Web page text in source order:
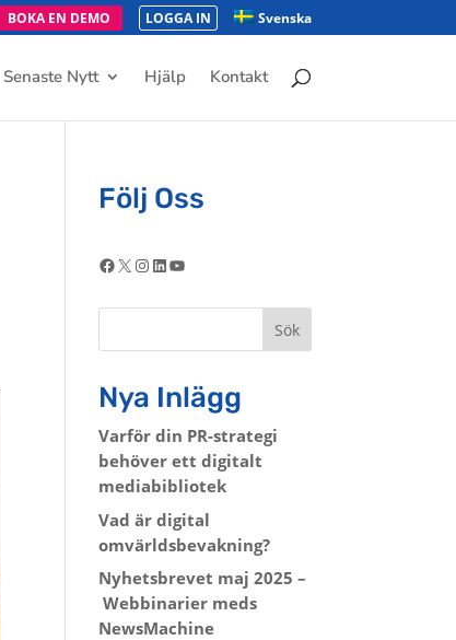
BOKA EN DEMO LOGGA IN Svenska
Senaste Nytt Hjälp Kontakt
Följ Oss
Facebook
X Instagram
LinkedIn
YouTube
Sök
Nya Inlägg
Varför din PR-strategi
behöver ett digitalt
mediabibliotek
Vad är digital
omvärldsbevakning?
Nyhetsbrevet maj 2025 –
Webbinarier meds
NewsMachine